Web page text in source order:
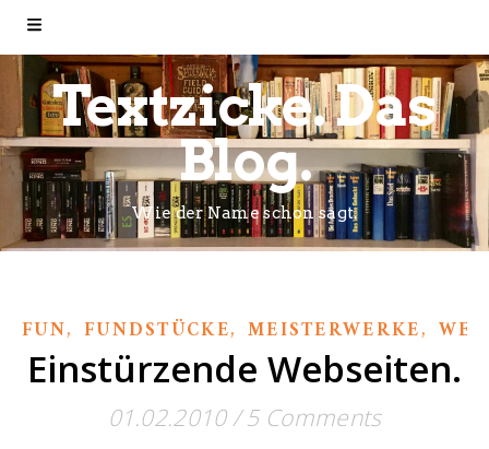
Textzicke. Das
Blog.
Wie der Name schon sagt.
FUN, FUNDSTÜCKE, MEISTERWERKE,
Einstürzende Webseiten.
01.02.2010/ 5 Comments